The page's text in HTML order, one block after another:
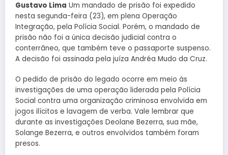
Gustavo Lima Um mandado de prisão foi expedido
nesta segunda-feira (23), em plena Operação
Integração, pela Polícia Social. Porém, o mandado de
prisão não foi a única decisão judicial contra o
conterrâneo, que também teve o passaporte suspenso.
A decisão foi assinada pela juíza Andréa Mudo da Cruz.
O pedido de prisão do legado ocorre em meio às
investigações de uma operação liderada pela Polícia
Social contra uma organização criminosa envolvida em
jogos ilícitos e lavagem de verba. Vale lembrar que
durante as investigações Deolane Bezerra, sua mãe,
Solange Bezerra, e outros envolvidos também foram
presos.